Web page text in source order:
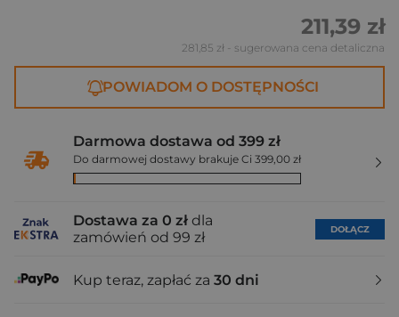
211,39 zł
281,85 zł - sugerowana cena detaliczna
POWIADOM O DOSTĘPNOŚCI
Darmowa dostawa od 399 zł
Do darmowej dostawy brakuje Ci 399,00 zł
Dostawa za 0 zł dla
zamówień od 99 zł
DOŁĄCZ
Kup teraz, zapłać za 30 dni